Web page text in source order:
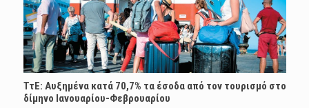
ΤτΕ: Αυξημένα κατά 70,7% τα έσοδα από τον τουρισμό στο
δίμηνο Ιανουαρίου-Φεβρουαρίου